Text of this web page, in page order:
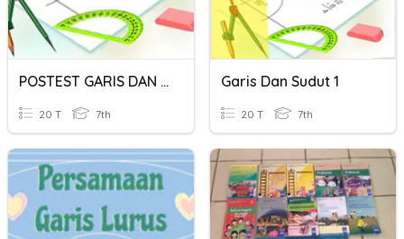
POSTEST GARIS DAN SUDUT
20 T 7th
Garis Dan Sudut 1
20 T 7th